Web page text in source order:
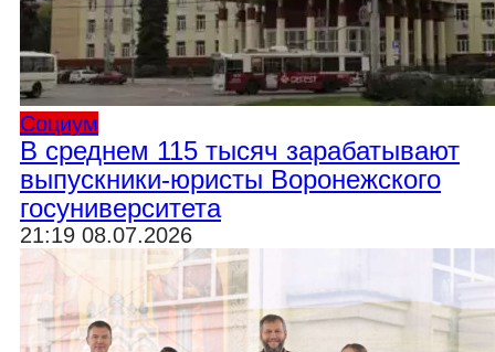
Социум
В среднем 115 тысяч зарабатывают
выпускники-юристы Воронежского
госуниверситета
21:19 08.07.2026